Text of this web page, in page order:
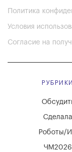
Политика
Условия
Согласие на
РУБРИКИ
Сделала
Роботы/
ЧМ2026